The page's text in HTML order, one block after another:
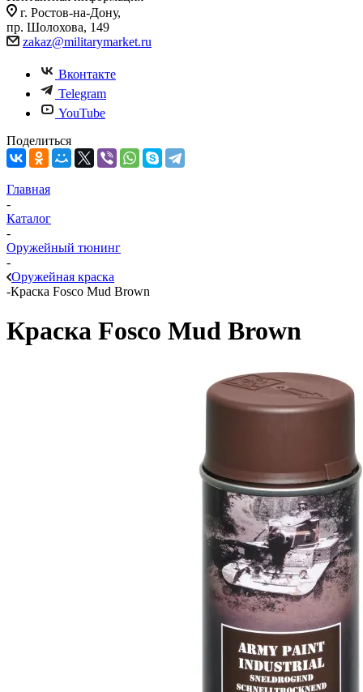
г. Ростов-на-Дону,
пр. Шолохова, 149
zakaz@militarymarket.ru
Вконтакте
Telegram
YouTube
Поделиться
Главная
-
Каталог
-
Оружейный тюнинг
-
Оружейная краска
-Краска Fosco Mud Brown
Краска Fosco Mud Brown